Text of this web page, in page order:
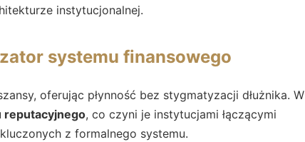
instytucjonalnej.
systemu finansowego
oferując płynność bez stygmatyzacji dłużnika. W
reputacyjnego, co czyni je instytucjami łączącymi
z formalnego systemu.